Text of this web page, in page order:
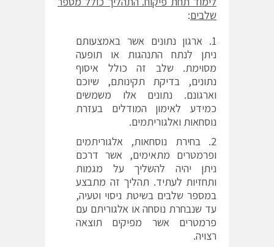
שלבים:
ארגון נתונים אשר באמצעותם
ניתן לנתח התנהגות או תופעה
מסוימת. שלב זה כולל איסוף
נתונים, בדיקת תקינותם, שיוכם
וארגונם. נתונים אלו משמשים
כמידע לאימון המודלים בעזרת
נוסחאות ואלגוריתמים.
בחירת נוסחאות, אלגוריתמים
ופרמטרים מתאימים, אשר דרכם
ניתן יהיה להשליך על מגמות
ותחזיות לעתיד. תהליך זה מתבצע
במספר שלבים בשיטת ניסוי וטעיה,
עד שנבחרת נוסחה או אלגוריתם עם
פרמטרים אשר מפיקים תוצאה
רצויה.